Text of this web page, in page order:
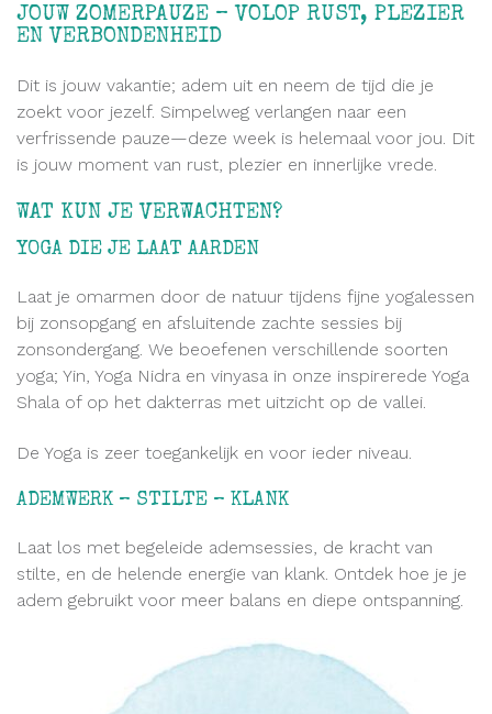
JOUW ZOMERPAUZE – VOLOP RUST, PLEZIER
EN VERBONDENHEID
Dit is jouw vakantie; adem uit en neem de tijd die je
zoekt voor jezelf. Simpelweg verlangen naar een
verfrissende pauze—deze week is helemaal voor jou. Dit
is jouw moment van rust, plezier en innerlijke vrede.
WAT KUN JE VERWACHTEN?
YOGA DIE JE LAAT AARDEN
Laat je omarmen door de natuur tijdens fijne yogalessen
bij zonsopgang en afsluitende zachte sessies bij
zonsondergang. We beoefenen verschillende soorten
yoga; Yin, Yoga Nidra en vinyasa in onze inspirerede Yoga
Shala of op het dakterras met uitzicht op de vallei.
De Yoga is zeer toegankelijk en voor ieder niveau.
ADEMWERK – STILTE – KLANK
Laat los met begeleide ademsessies, de kracht van
stilte, en de helende energie van klank. Ontdek hoe je je
adem gebruikt voor meer balans en diepe ontspanning.